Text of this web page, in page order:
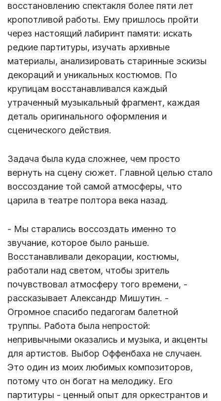
восстановлению спектакля более пяти лет
кропотливой работы. Ему пришлось пройти
через настоящий лабиринт памяти: искать
редкие партитуры, изучать архивные
материалы, анализировать старинные эскизы
декораций и уникальных костюмов. По
крупицам восстанавливался каждый
утраченный музыкальный фрагмент, каждая
деталь оригинального оформления и
сценического действия.
Задача была куда сложнее, чем просто
вернуть на сцену сюжет. Главной целью стало
воссоздание той самой атмосферы, что
царила в театре полтора века назад.
- Мы старались воссоздать именно то
звучание, которое было раньше.
Восстанавливали декорации, костюмы,
работали над светом, чтобы зритель
почувствовал атмосферу того времени, -
рассказывает Александр Мишутин. -
Огромное спасибо педагогам балетной
труппы. Работа была непростой:
непривычными оказались и музыка, и акценты
для артистов. Выбор Оффенбаха не случаен.
Это один из моих любимых композиторов,
потому что он богат на мелодику. Его
партитуры - ценный опыт для оркестрантов и